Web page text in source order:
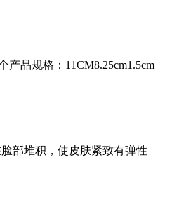
品规格：11CM8.25cm1.5cm
部堆积，使皮肤紧致有弹性